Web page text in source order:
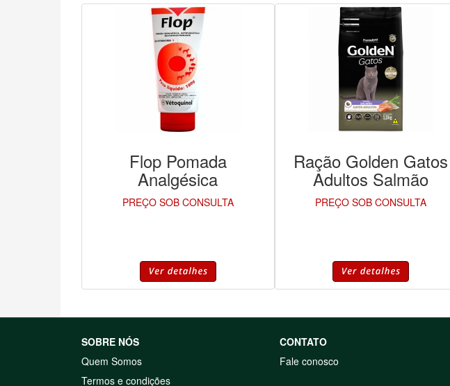
Flop Pomada
Analgésica
PREÇO SOB CONSULTA
Ração Golden Gatos
Adultos Salmão
PREÇO SOB CONSULTA
SOBRE NÓS
Quem Somos
Termos e condições
CONTATO
Fale conosco